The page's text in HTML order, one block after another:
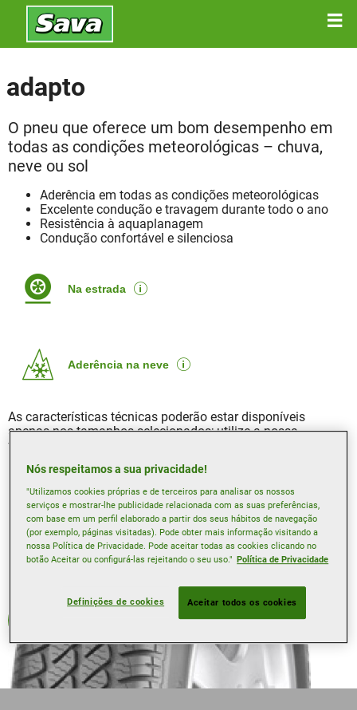
adapto
O pneu que oferece um bom desempenho em
todas as condições meteorológicas – chuva,
neve ou sol
Aderência em todas as condições meteorológicas
Excelente condução e travagem durante todo o ano
Resistência à aquaplanagem
Condução confortável e silenciosa
Na estrada
Aderência na neve
As características técnicas poderão estar disponíveis
apenas nos tamanhos selecionados; utilize a nossa
ferramenta de Pesquisa de pneus para saber mais.
Nós respeitamos a sua privacidade!
"Utilizamos cookies próprias e de terceiros para analisar os nossos
serviços e mostrar-lhe publicidade relacionada com as suas preferências,
com base em um perfil elaborado a partir dos seus hábitos de navegação
(por exemplo, páginas visitadas). Pode obter mais informação visitando a
nossa Política de Privacidade. Pode aceitar todas as cookies clicando no
botão Aceitar ou configurá-las rejeitando o seu uso." Política de Privacidade
Definições de cookies Aceitar todos os cookies